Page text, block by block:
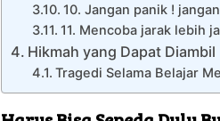
10. Jangan panik !
11. Mencoba jarak lebih
Hikmah yang Dapat Diambil
Tragedi Selama Belajar